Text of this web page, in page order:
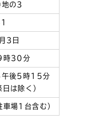
の3
3日
時30分
午後5時15分
は除く）
場1台含む）